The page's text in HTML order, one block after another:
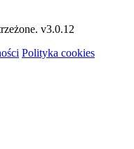
v3.0.12
Polityka cookies